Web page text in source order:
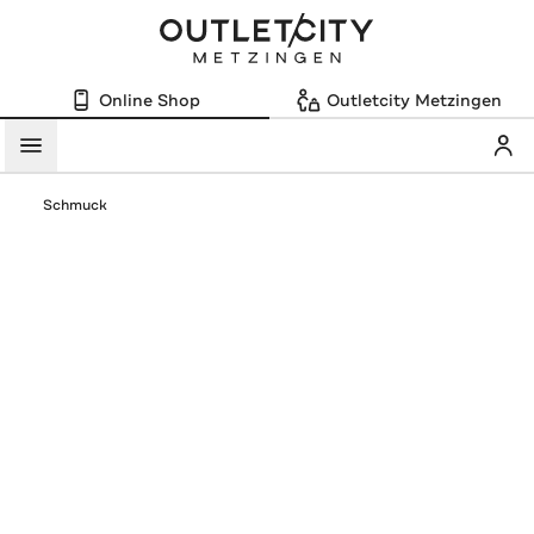
Online Shop Outletcity Metzingen
Menü
Schmuck